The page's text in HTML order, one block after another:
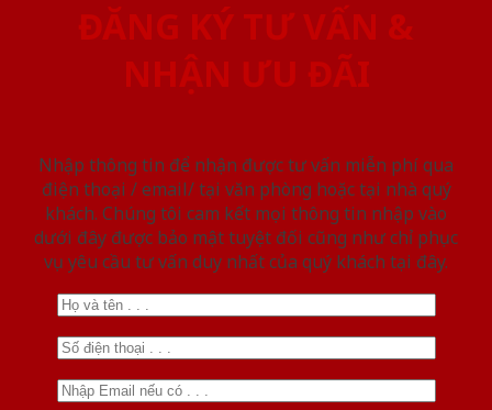
ĐĂNG KÝ TƯ VẤN &
NHẬN ƯU ĐÃI
Nhập thông tin để nhận được tư vấn miễn phí qua
điện thoại / email/ tại văn phòng hoặc tại nhà quý
khách. Chúng tôi cam kết mọi thông tin nhập vào
dưới đây được bảo mật tuyệt đối cũng như chỉ phục
vụ yêu cầu tư vấn duy nhất của quý khách tại đây.